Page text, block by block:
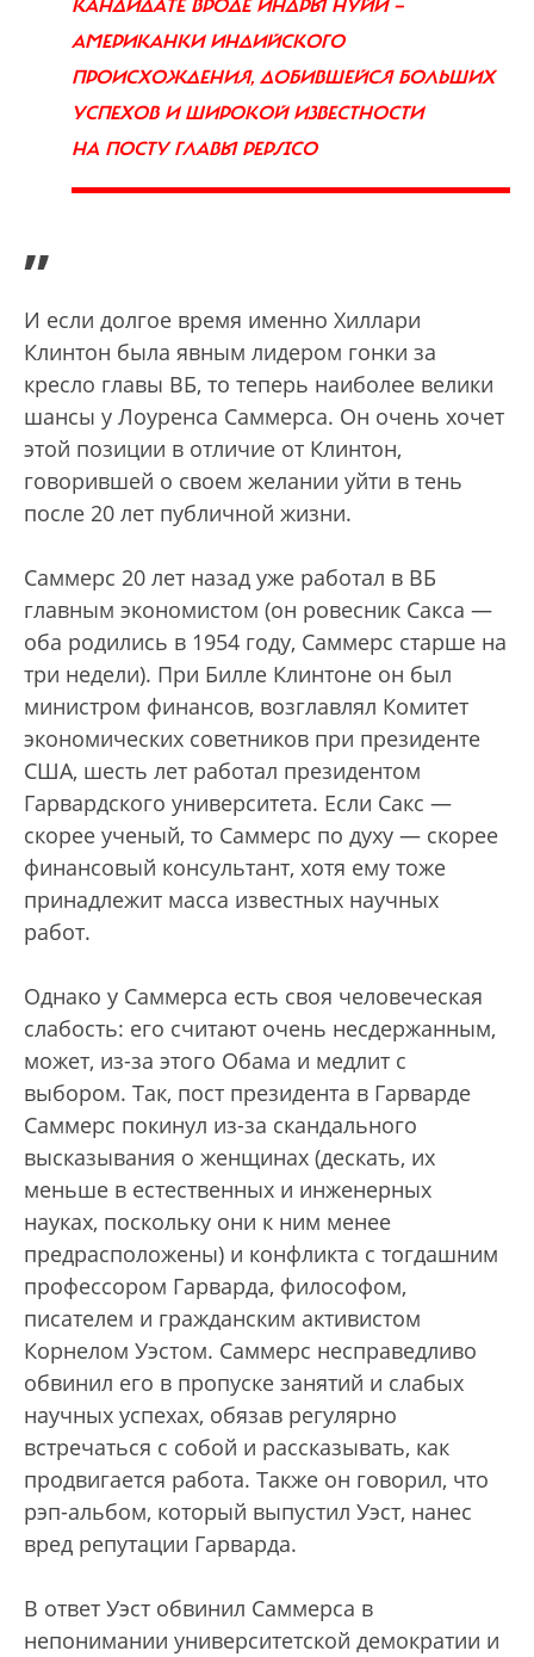
КАНДИДАТЕ ВРОДЕ ИНДРЫ НУЙИ —
АМЕРИКАНКИ ИНДИЙСКОГО
ПРОИСХОЖДЕНИЯ, ДОБИВШЕЙСЯ БОЛЬШИХ
УСПЕХОВ И ШИРОКОЙ ИЗВЕСТНОСТИ
НА ПОСТУ ГЛАВЫ PEPSICO
”
И если долгое время именно Хиллари
Клинтон была явным лидером гонки за
кресло главы ВБ, то теперь наиболее велики
шансы у Лоуренса Саммерса. Он очень хочет
этой позиции в отличие от Клинтон,
говорившей о своем желании уйти в тень
после 20 лет публичной жизни.
Саммерс 20 лет назад уже работал в ВБ
главным экономистом (он ровесник Сакса —
оба родились в 1954 году, Саммерс старше на
три недели). При Билле Клинтоне он был
министром финансов, возглавлял Комитет
экономических советников при президенте
США, шесть лет работал президентом
Гарвардского университета. Если Сакс —
скорее ученый, то Саммерс по духу — скорее
финансовый консультант, хотя ему тоже
принадлежит масса известных научных
работ.
Однако у Саммерса есть своя человеческая
слабость: его считают очень несдержанным,
может, из-за этого Обама и медлит с
выбором. Так, пост президента в Гарварде
Саммерс покинул из-за скандального
высказывания о женщинах (дескать, их
меньше в естественных и инженерных
науках, поскольку они к ним менее
предрасположены) и конфликта с тогдашним
профессором Гарварда, философом,
писателем и гражданским активистом
Корнелом Уэстом. Саммерс несправедливо
обвинил его в пропуске занятий и слабых
научных успехах, обязав регулярно
встречаться с собой и рассказывать, как
продвигается работа. Также он говорил, что
рэп-альбом, который выпустил Уэст, нанес
вред репутации Гарварда.
В ответ Уэст обвинил Саммерса в
непонимании университетской демократии и